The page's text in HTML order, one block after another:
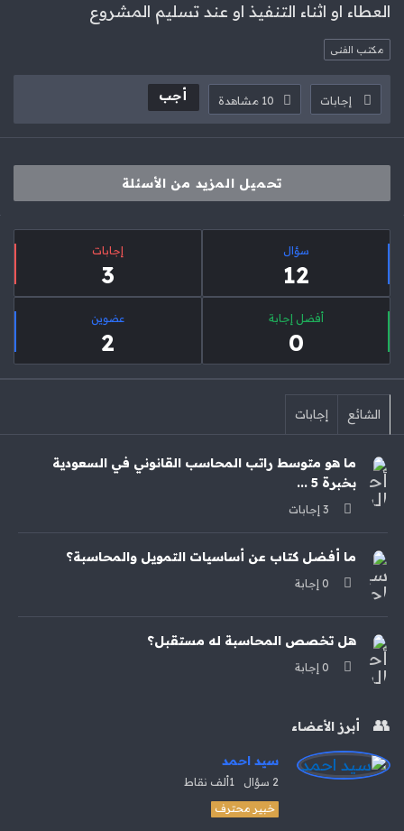
العطاء او اثناء التنفيذ او عند تسليم المشروع
مكتب الفنى
إجابات 10 مشاهدة أجب
‫تحميل المزيد من الأسئلة
القائمة
الجانبية
إحصائيات سؤال
12
‫إجابات
3
أفضل إجابة
0
عضوين
2
الشائع إجابات
ما هو متوسط راتب المحاسب القانوني في السعودية
بخبرة 5 ...
‫3 إجابات
ما أفضل كتاب عن أساسيات التمويل والمحاسبة؟
‫0 إجابة
هل تخصص المحاسبة له مستقبل؟
‫0 إجابة
أبرز الأعضاء
سيد احمد
2 سؤال 1ألف نقاط
خبير محترف